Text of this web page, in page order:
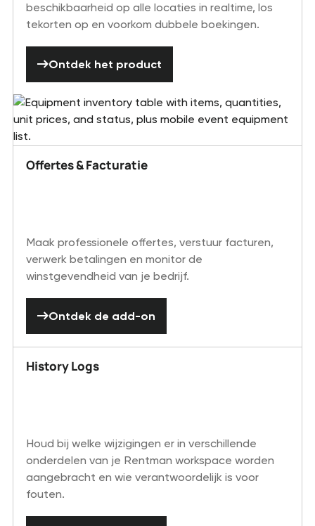
beschikbaarheid op alle locaties in realtime, los
tekorten op en voorkom dubbele boekingen.
Ontdek het product
Offertes & Facturatie
Maak professionele offertes, verstuur facturen,
verwerk betalingen en monitor de
winstgevendheid van je bedrijf.
Ontdek de add-on
History Logs
Houd bij welke wijzigingen er in verschillende
onderdelen van je Rentman workspace worden
aangebracht en wie verantwoordelijk is voor
fouten.